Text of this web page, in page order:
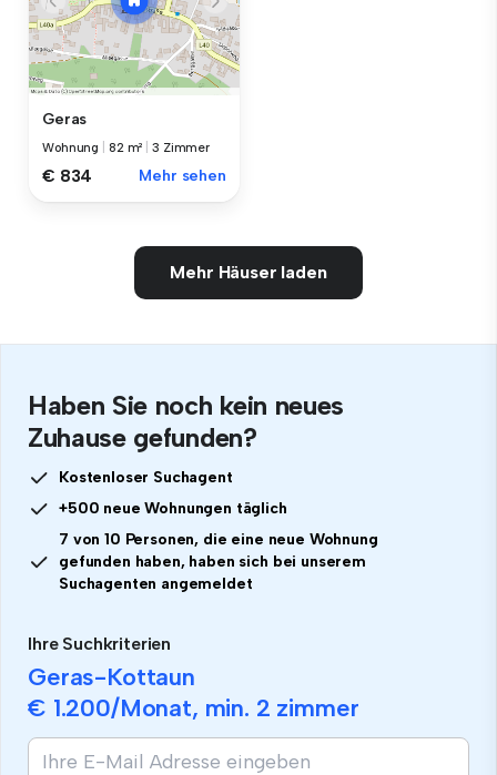
Geras
Wohnung 82 m² |3 Zimmer
€ 834 Mehr sehen
Mehr Häuser laden
Haben Sie noch kein neues
Zuhause gefunden?
Kostenloser Suchagent
+500 neue Wohnungen täglich
7 von 10 Personen, die eine neue Wohnung
gefunden haben, haben sich bei unserem
Suchagenten angemeldet
Ihre Suchkriterien
Geras-Kottaun
€ 1.200/Monat, min. 2 zimmer
Wenn
Sie